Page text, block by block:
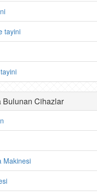
tayini
Bulunan Cihazlar
Makinesi